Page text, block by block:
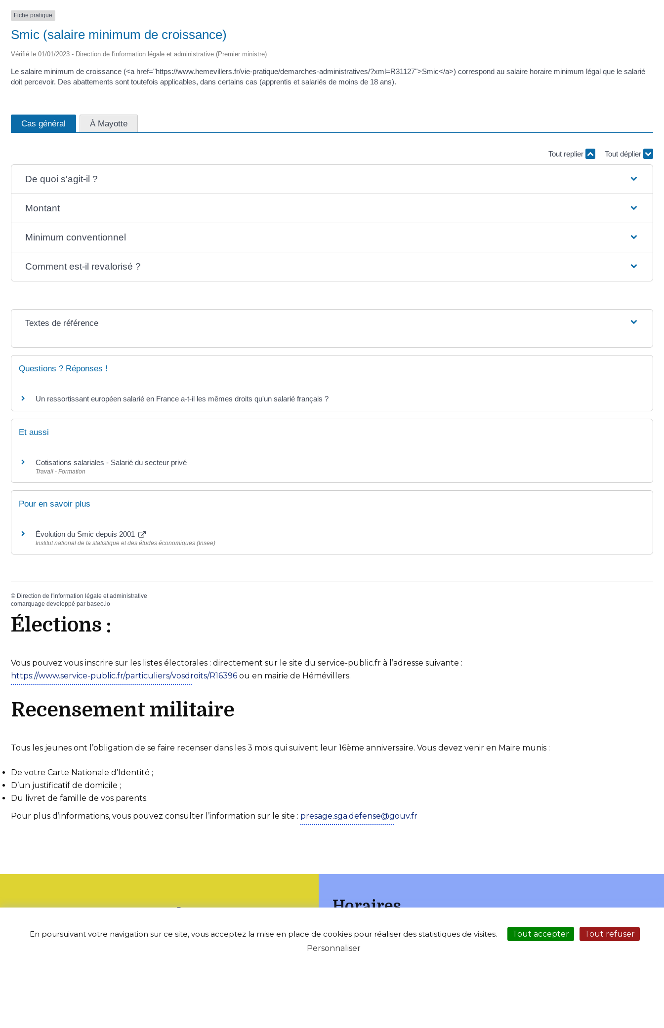
Fiche pratique
Smic (salaire minimum de croissance)
Vérifié le 01/01/2023 - Direction de l'information légale et administrative (Premier ministre)
Le salaire minimum de croissance (<a href="https://www.hemevillers.fr/vie-pratique/demarches-administratives/?xml=R31127">Smic</a>) correspond au salaire horaire minimum légal que le salarié
doit percevoir. Des abattements sont toutefois applicables, dans certains cas (apprentis et salariés de moins de 18 ans).
Cas général À Mayotte
Tout replier Tout déplier
De quoi s'agit-il ?
Montant
Minimum conventionnel
Comment est-il revalorisé ?
Textes de référence
Questions ? Réponses !
Un ressortissant européen salarié en France a-t-il les mêmes droits qu'un salarié français ?
Et aussi
Cotisations salariales - Salarié du secteur privé
Travail - Formation
Pour en savoir plus
Évolution du Smic depuis 2001
Institut national de la statistique et des études économiques (Insee)
© Direction de l'information légale et administrative
comarquage developpé par baseo.io
Élections :
Vous pouvez vous inscrire sur les listes électorales : directement sur le site du service-public.fr à l’adresse suivante :
https://www.service-public.fr/particuliers/vosdroits/R16396 ou en mairie de Hémévillers.
Recensement militaire
Tous les jeunes ont l’obligation de se faire recenser dans les 3 mois qui suivent leur 16ème anniversaire. Vous devez venir en Maire munis :
De votre Carte Nationale d’Identité ;
D’un justificatif de domicile ;
Du livret de famille de vos parents.
Pour plus d’informations, vous pouvez consulter l’information sur le site : presage.sga.defense@gouv.fr
Horaires
Lundi : 17h00-19h00
Jeudi : 10h00-12h00
En poursuivant votre navigation sur ce site, vous acceptez la mise en place de cookies pour réaliser des statistiques de visites. Tout accepter
Tout refuser
Personnaliser